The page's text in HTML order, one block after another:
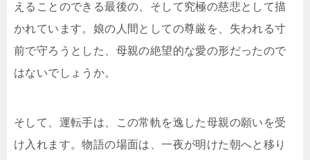
えることのできる最後の、そして究極の慈悲として描
かれています。娘の人間としての尊厳を、失われる寸
前で守ろうとした、母親の絶望的な愛の形だったので
はないでしょうか。
そして、運転手は、この常軌を逸した母親の願いを受
け入れます。物語の場面は、一夜が明けた朝へと移り